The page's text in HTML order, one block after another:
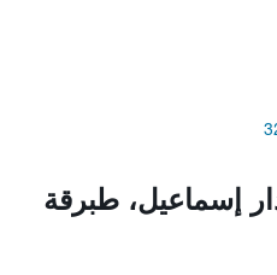
إسماعيل، طبرقة